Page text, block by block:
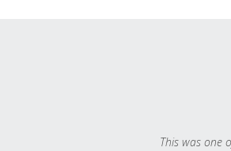
This was one